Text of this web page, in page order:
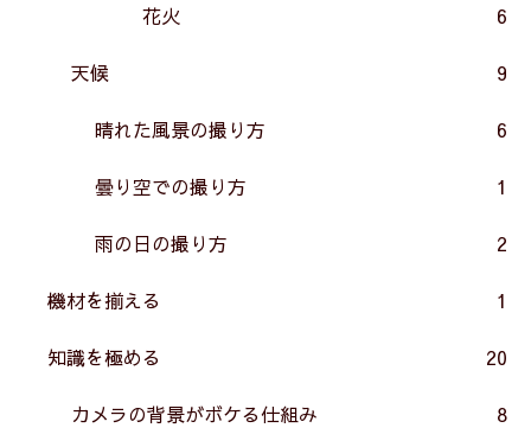
花火 6
天候 9
晴れた風景の撮り方 6
曇り空での撮り方 1
雨の日の撮り方 2
機材を揃える 1
知識を極める 20
カメラの背景がボケる仕組み 8